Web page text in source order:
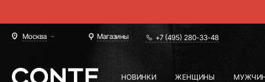
Москва Магазины +7 (495) 280-33-48
НОВИНКИ ЖЕНЩИНЫ